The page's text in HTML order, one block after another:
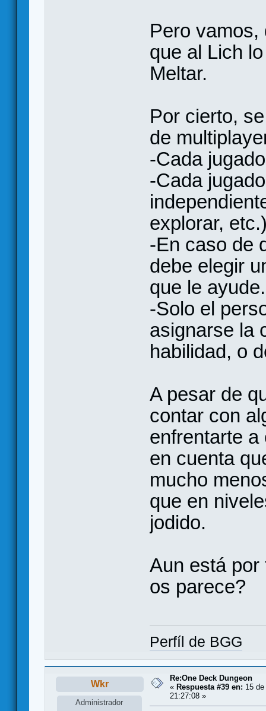
Pero vamos,
que al Lich
Meltar.
Por cierto,
de
-Cada
-Cada
explorar,
-En caso de
debe elegir
que le ayude.
-Solo el
asignarse la
habilidad, o
A pesar de
contar con
enfrentarte
en cuenta
mucho
que en
jodido.
Aun está por
os parece?
Perfíl de BGG
Wkr
Administrador
Re:One Deck Dungeon
« Respuesta #39 en: 15
21:27:08 »